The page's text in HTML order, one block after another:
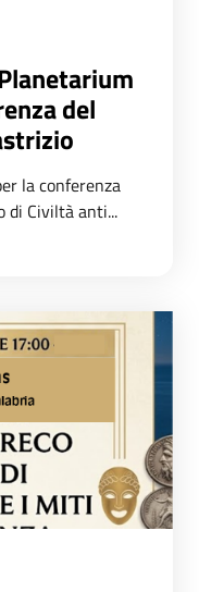
del
la conferenza
di Civiltà anti...